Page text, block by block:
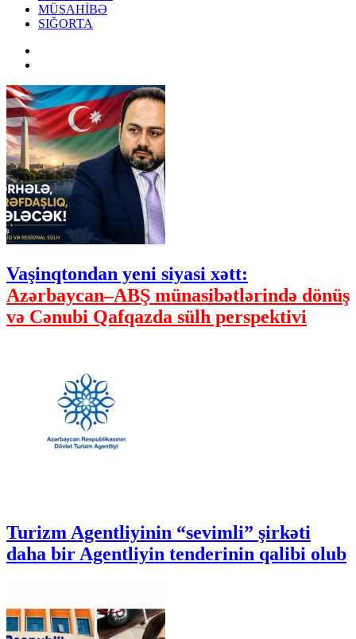
MÜSAHİBƏ
SIĞORTA
Vaşinqtondan yeni siyasi xətt:
Azərbaycan–ABŞ münasibətlərində dönüş
və Cənubi Qafqazda sülh perspektivi
Turizm Agentliyinin “sevimli” şirkəti
daha bir Agentliyin tenderinin qalibi olub